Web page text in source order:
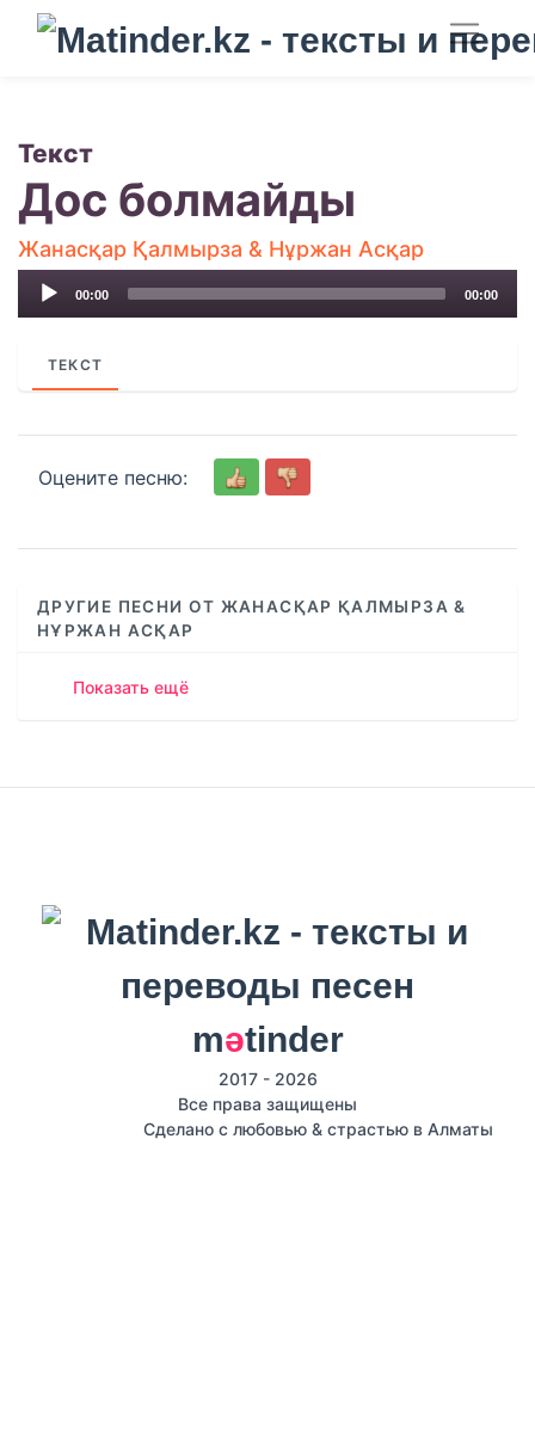
Текст
Дос болмайды
Жанасқар Қалмырза & Нұржан Асқар
Audio
00:00 00:00
ТЕКСТ
Оцените песню:
ДРУГИЕ ПЕСНИ ОТ ЖАНАСҚАР ҚАЛМЫРЗА &
НҰРЖАН АСҚАР
Показать ещё
mәtinder
2017 - 2026
Все права защищены
Сделано с любовью & страстью в Алматы